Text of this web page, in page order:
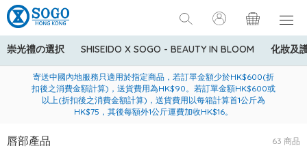
崇光禮の選択 SHISEIDO X SOGO - BEAUTY IN BLOOM 化妝及
美國運通Explorer®信用卡會員購物禮遇：高達5%簽賬回贈！
購買一般貨品(冷凍食品除外)滿$600，可享免費送貨服務
寄送中國內地服務只適用於指定商品，若訂單金額少於HK$600(折
扣後之消費金額計算)，送貨費用為HK$90。若訂單金額HK$600或
以上(折扣後之消費金額計算)，送貨費用以每箱計算首1公斤為
HK$75，其後每額外1公斤運費加收HK$16。
唇部產品 63 商品